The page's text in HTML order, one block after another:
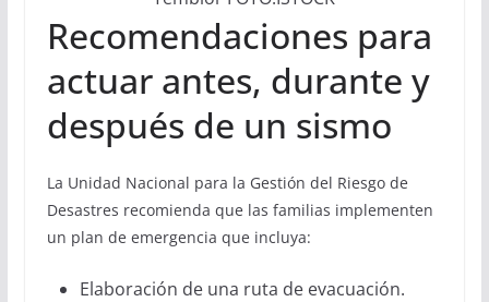
Recomendaciones para
actuar antes, durante y
después de un sismo
La Unidad Nacional para la Gestión del Riesgo de
Desastres recomienda que las familias implementen
un plan de emergencia que incluya:
Elaboración de una ruta de evacuación.